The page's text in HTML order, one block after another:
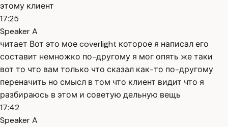
этому клиент
17:25
Speaker A
читает Вот это мое coverlight которое я написал его
составит немножко по-другому я мог опять же таки
вот то что вам только что сказал как-то по-другому
переначить но смысл в том что клиент видит что я
разбираюсь в этом и советую дельную вещь
17:42
Speaker A